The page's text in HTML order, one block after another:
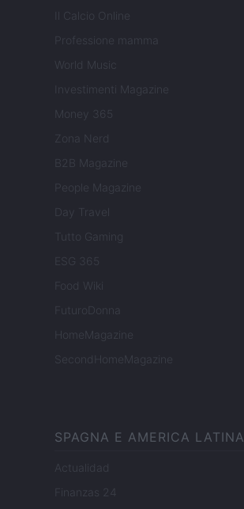
Il Calcio Online
Professione mamma
World Music
Investimenti Magazine
Money 365
Zona Nerd
B2B Magazine
People Magazine
Day Travel
Tutto Gaming
ESG 365
Food Wiki
FuturoDonna
HomeMagazine
SecondHomeMagazine
SPAGNA E AMERICA LATINA
Actualidad
Finanzas 24